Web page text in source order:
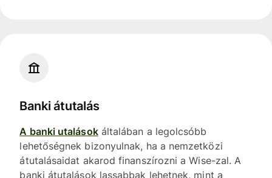
Banki átutalás
A banki utalásokáltalában a legolcsóbb
lehetőségnek bizonyulnak, ha a nemzetközi
átutalásaidat akarod finanszírozni a Wise-zal. A
banki átutalások lassabbak lehetnek, mint a